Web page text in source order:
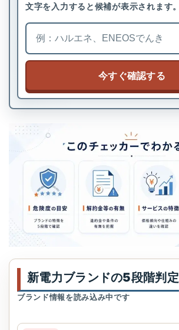
文字を入力すると候補が表示されます。
今すぐ確認する
新電力ブランドの5段階判定
ブランド情報を読み込み中です